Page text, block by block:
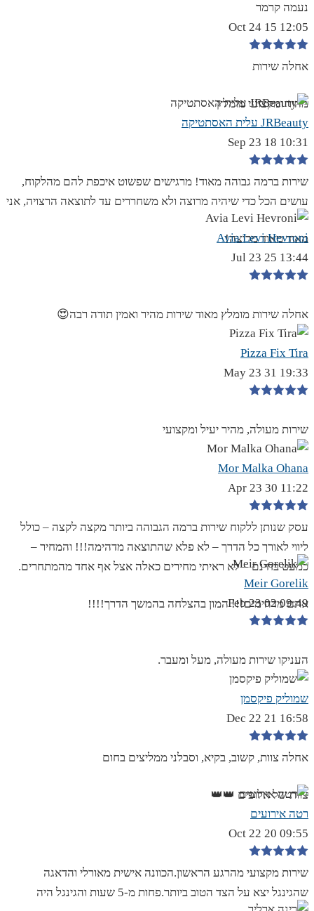
נעמה קרמר
12:05 15 Oct 24
אחלה שירות
מהיר ומקצועי מומלץ
JRBeauty עלית האסתטיקה
10:31 18 Sep 23
שירות ברמה גבוהה מאוד! מרגישים שפשוט איכפת להם מהלקוח,
עושים הכל כדי שיהיה מרוצה ולא משחררים עד לתוצאה הרצויה, אני
מאוד מאוד מרוצה!
Avia Levi Hevroni
13:44 25 Jul 23
אחלה שירות מומלץ מאוד שירות מהיר ואמין תודה רבה😍
Pizza Fix Tira
19:33 31 May 23
שירות מעולה, מהיר יעיל ומקצועי
Mor Malka Ohana
11:22 30 Apr 23
עסק שנותן ללקוח שירות ברמה הגבוהה ביותר מקצה לקצה – כולל
ליווי לאורך כל הדרך – לא פלא שהתוצאה מדהימה!!! והמחיר –
כמעט בחינם – לא ראיתי מחירים כאלה אצל אף אחד מהמתחרים.
אתם מדהימים!!! המון בהצלחה בהמשך הדרך!!!!
Meir Gorelik
09:49 02 Feb 23
העניקו שירות מעולה, מעל ומעבר.
שמוליק פיקסמן
16:58 21 Dec 22
אחלה צוות, קשוב, בקיא, וסבלני ממליצים בחום
צוות של אלופים 👑👑
רטה אירועים
09:55 20 Oct 22
שירות מקצועי מהרגע הראשון.הכוונה אישית מאורלי והדאגה
שהגינגל יצא על הצד הטוב ביותר.פחות מ-5 שעות והגינגל היה